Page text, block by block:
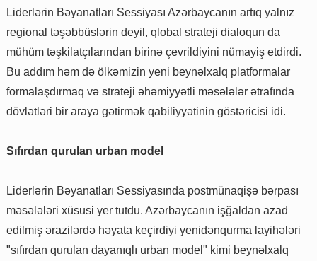
Liderlərin Bəyanatları Sessiyası Azərbaycanın artıq yalnız
regional təşəbbüslərin deyil, qlobal strateji dialoqun da
mühüm təşkilatçılarından birinə çevrildiyini nümayiş etdirdi.
Bu addım həm də ölkəmizin yeni beynəlxalq platformalar
formalaşdırmaq və strateji əhəmiyyətli məsələlər ətrafında
dövlətləri bir araya gətirmək qabiliyyətinin göstəricisi idi.
Sıfırdan qurulan urban model
Liderlərin Bəyanatları Sessiyasında postmünaqişə bərpası
məsələləri xüsusi yer tutdu. Azərbaycanın işğaldan azad
edilmiş ərazilərdə həyata keçirdiyi yenidənqurma layihələri
"sıfırdan qurulan dayanıqlı urban model" kimi beynəlxalq